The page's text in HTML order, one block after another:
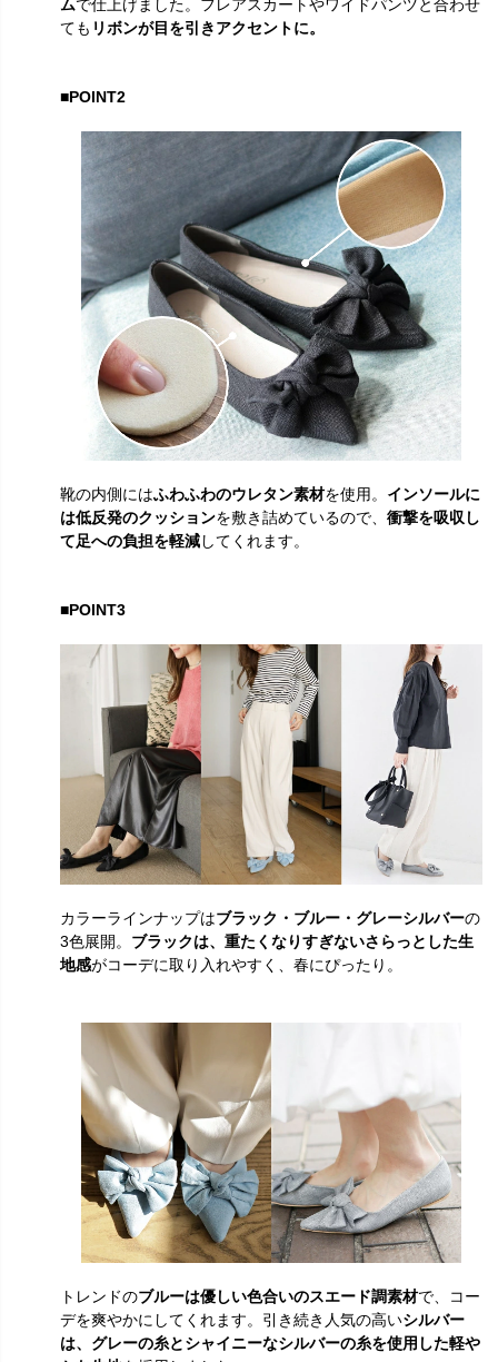
ムで仕上げました。フレアスカートやワイドパンツと合わせ
ても リボンが目を引きアクセントに。
■POINT2
靴の内側にはふわふわのウレタン素材を使用。 インソールに
は低反発のクッションを敷き詰めているので、 衝撃を吸収し
て足への負担を軽減してくれます。
■POINT3
カラーラインナップはブラック・ブルー・グレーシルバーの
3色展開。 ブラックは、重たくなりすぎないさらっとした生
地感がコーデに取り入れやすく、春にぴったり。
トレンドのブルーは優しい色合いのスエード調素材で、コー
デを爽やかにしてくれます。引き続き人気の高いシルバー
は、グレーの糸とシャイニーなシルバーの糸を使用した軽や